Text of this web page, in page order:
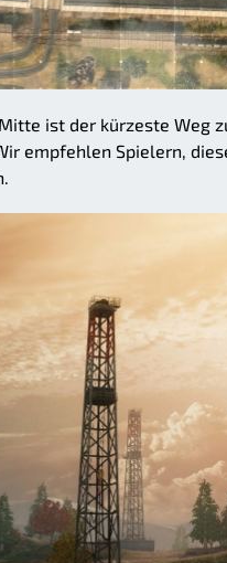
ist der kürzeste Weg
empfehlen Spielern,